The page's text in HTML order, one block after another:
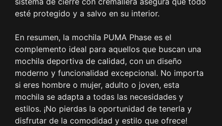
esté protegido y a salvo en su interior.
En resumen, la mochila PUMA Phase es el
complemento ideal para aquellos que buscan una
mochila deportiva de calidad, con un diseño
moderno y funcionalidad excepcional. No importa
si eres hombre o mujer, adulto o joven, esta
mochila se adapta a todas las necesidades y
estilos. ¡No pierdas la oportunidad de tenerla y
disfrutar de la comodidad y estilo que ofrece!